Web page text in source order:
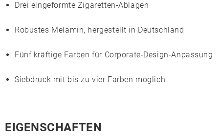
Drei eingeformte Zigaretten-Ablagen
Robustes Melamin, hergestellt in Deutschland
Fünf kräftige Farben für Corporate-Design-Anpassung
Siebdruck mit bis zu vier Farben möglich
EIGENSCHAFTEN